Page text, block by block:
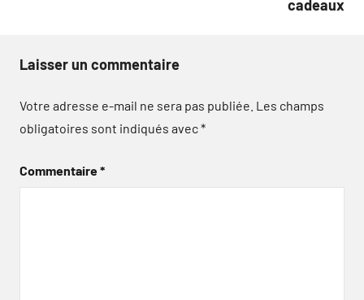
cadeaux
Laisser un commentaire
Votre adresse e-mail ne sera pas publiée. Les champs
obligatoires sont indiqués avec*
Commentaire*